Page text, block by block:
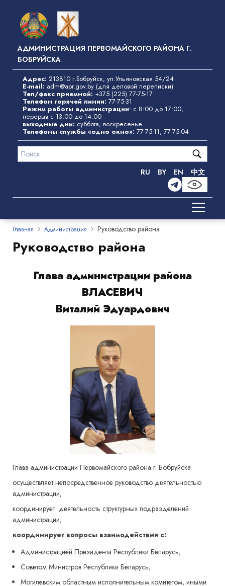
основному
содержанию
АДМИНИСТРАЦИЯ ПЕРВОМАЙСКОГО РАЙОНА Г.
БОБРУЙСКА
Адрес: 213810 г.Бобруйск, ул.Ульяновская 54/24
E-mail: adm@apr.gov.by (для деловой переписки)
Тел/факс приемной: +375 (225) 77-75-17
Телефон горячей линии: 77-75-31
Режим работы администрации: с 8:00 до 17:00,
перерыв с 13:00 до 14:00
выходные дни: суббота, воскресенье
Телефоны службы «одно окно»: 77-75-11, 77-75-04
RU BY EN 中文
Главная Администрация Руководство района
Руководство района
Глава администрации района
ВЛАСЕВИЧ
Виталий Эдуардович
Глава администрации Первомайского района г. Бобруйска
осуществляет непосредственное руководство деятельностью
администрации;
координирует деятельность структурных подразделений
администрации;
координирует вопросы взаимодействия с:
Администрацией Президента Республики Беларусь;
Советом Министров Республики Беларусь;
Могилевским областным исполнительным комитетом, иными